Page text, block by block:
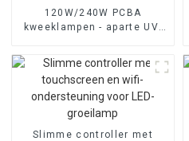
120W/240W PCBA
kweeklampen - aparte UV-
Slimme controller met